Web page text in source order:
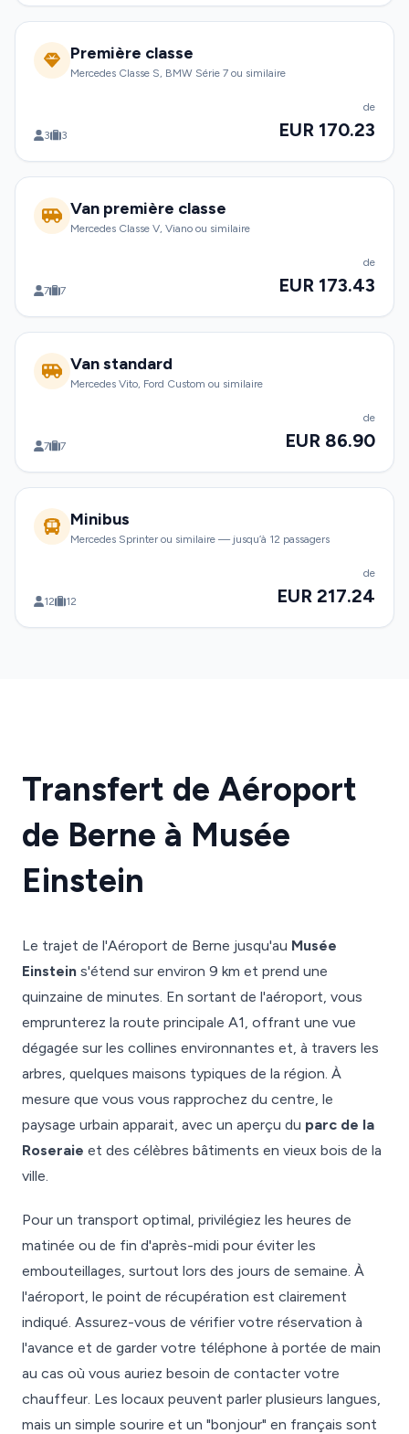
Première classe
Mercedes Classe S, BMW Série 7 ou similaire
3 3
de
EUR 170.23
Van première classe
Mercedes Classe V, Viano ou similaire
7 7
de
EUR 173.43
Van standard
Mercedes Vito, Ford Custom ou similaire
7 7
de
EUR 86.90
Minibus
Mercedes Sprinter ou similaire — jusqu’à 12 passagers
12 12
de
EUR 217.24
Transfert de Aéroport
de Berne à Musée
Einstein
Le trajet de l'Aéroport de Berne jusqu'au Musée
Einstein s'étend sur environ 9 km et prend une
quinzaine de minutes. En sortant de l'aéroport, vous
emprunterez la route principale A1, offrant une vue
dégagée sur les collines environnantes et, à travers les
arbres, quelques maisons typiques de la région. À
mesure que vous vous rapprochez du centre, le
paysage urbain apparait, avec un aperçu du parc de la
Roseraie et des célèbres bâtiments en vieux bois de la
ville.
Pour un transport optimal, privilégiez les heures de
matinée ou de fin d'après-midi pour éviter les
embouteillages, surtout lors des jours de semaine. À
l'aéroport, le point de récupération est clairement
indiqué. Assurez-vous de vérifier votre réservation à
l'avance et de garder votre téléphone à portée de main
au cas où vous auriez besoin de contacter votre
chauffeur. Les locaux peuvent parler plusieurs langues,
mais un simple sourire et un "bonjour" en français sont